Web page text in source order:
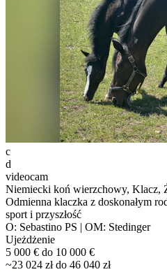
c
d
videocam
Niemiecki koń wierzchowy, Klacz,
Odmienna klaczka z doskonałym
sport i przyszłość
O: Sebastino PS | OM: Stedinger
Ujeżdżenie
5 000 € do 10 000 €
~23 024 zł do 46 040 zł